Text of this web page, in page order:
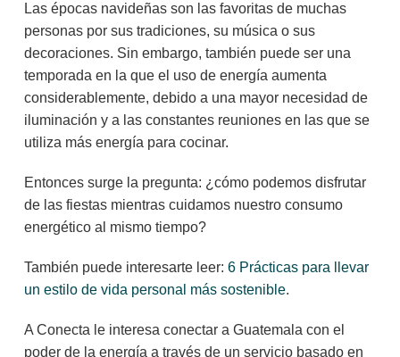
Las épocas navideñas son las favoritas de muchas
personas por sus tradiciones, su música o sus
decoraciones. Sin embargo, también puede ser una
temporada en la que el uso de energía aumenta
considerablemente, debido a una mayor necesidad de
iluminación y a las constantes reuniones en las que se
utiliza más energía para cocinar.
Entonces surge la pregunta: ¿cómo podemos disfrutar
de las fiestas mientras cuidamos nuestro consumo
energético al mismo tiempo?
También puede interesarte leer: 6 Prácticas para llevar
un estilo de vida personal más sostenible.
A Conecta le interesa conectar a Guatemala con el
poder de la energía a través de un servicio basado en